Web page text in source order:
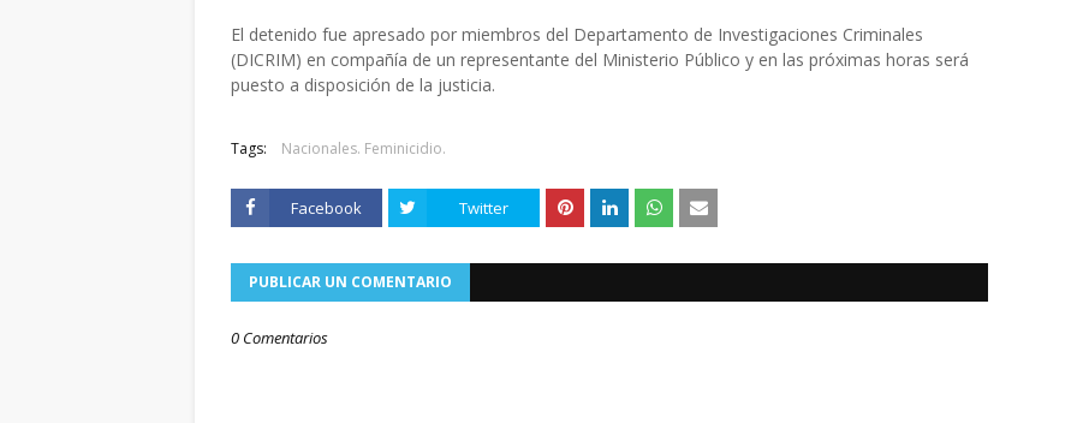
El detenido fue apresado por miembros del Departamento de Investigaciones Criminales
(DICRIM) en compañía de un representante del Ministerio Público y en las próximas horas será
puesto a disposición de la justicia.
Tags: Nacionales. Feminicidio.
Facebook Twitter
PUBLICAR UN COMENTARIO
0 Comentarios